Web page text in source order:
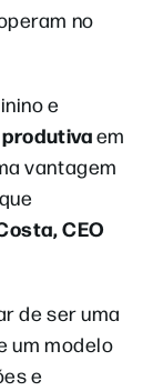
no
e
em
vantagem
CEO
de ser uma
um modelo
e